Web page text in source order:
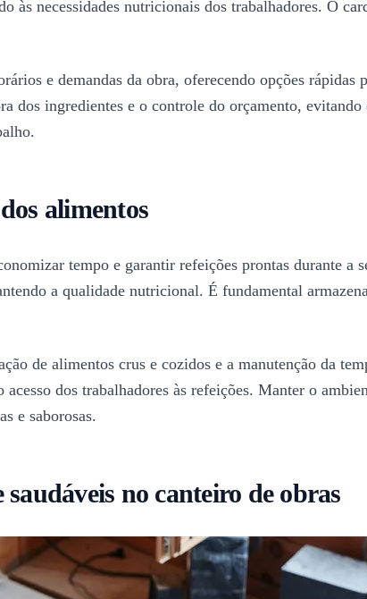
às necessidades nutricionais dos trabalhadores. O
e demandas da obra, oferecendo opções
dos ingredientes e o controle do orçamento,
alimentos
tempo e garantir refeições prontas durante
a qualidade nutricional. É fundamental
de alimentos crus e cozidos e a manutenção da
dos trabalhadores às refeições. Manter o
e saborosas.
no canteiro de obras